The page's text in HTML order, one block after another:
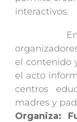
interactivos.
En el
el contenido
el acto
centros
madres y
Organiza: